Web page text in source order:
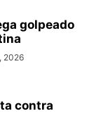
golpeado
2026
contra